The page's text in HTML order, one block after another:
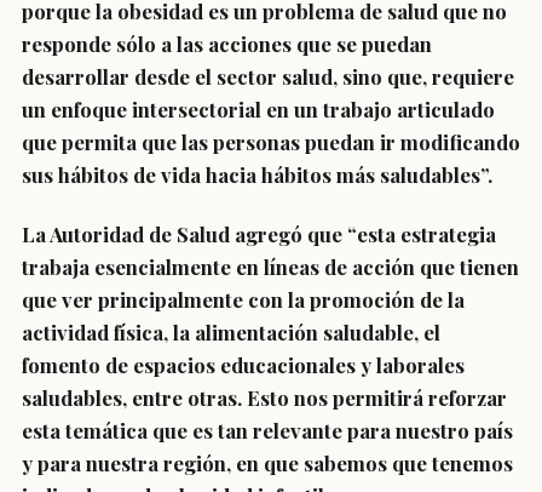
porque la obesidad es un problema de salud que no
responde sólo a las acciones que se puedan
desarrollar desde el sector salud, sino que, requiere
un enfoque intersectorial en un trabajo articulado
que permita que las personas puedan ir modificando
sus hábitos de vida hacia hábitos más saludables”.
La Autoridad de Salud agregó que “esta estrategia
trabaja esencialmente en líneas de acción que tienen
que ver principalmente con la promoción de la
actividad física, la alimentación saludable, el
fomento de espacios educacionales y laborales
saludables, entre otras. Esto nos permitirá reforzar
esta temática que es tan relevante para nuestro país
y para nuestra región, en que sabemos que tenemos